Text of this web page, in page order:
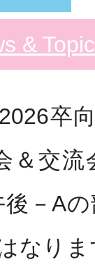
プ
&
卒
＆交
－A
なり